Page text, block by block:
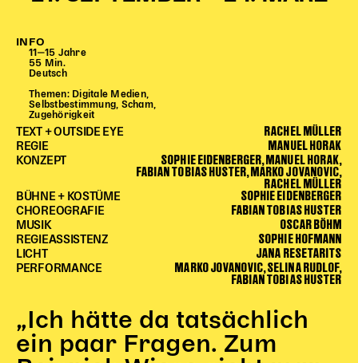
Partnerklasse + Partnerschule
Schulabenteuernacht
Probenklasse
Theaterklasse
Vorstellungen für pädagogische Institutionen
PädagogikClub
Sommerfest
Open House
Newsletter für pädagogische Institutionen
DIGITALE BÜHNE
INFO
11‒15 Jahre
55 Min.
Deutsch
Themen: Digitale Medien,
Selbstbestimmung, Scham,
Zugehörigkeit
TEXT + OUTSIDE EYE RACHEL MÜLLER
REGIE MANUEL HORAK
KONZEPT SOPHIE EIDENBERGER, MANUEL HORAK,
FABIAN TOBIAS HUSTER, MARKO JOVANOVIC,
RACHEL MÜLLER
BÜHNE + KOSTÜME SOPHIE EIDENBERGER
CHOREOGRAFIE FABIAN TOBIAS HUSTER
MUSIK OSCAR BÖHM
REGIEASSISTENZ SOPHIE HOFMANN
LICHT JANA RESETARITS
PERFORMANCE MARKO JOVANOVIC, SELINA RUDLOF,
FABIAN TOBIAS HUSTER
„Ich hätte da tatsächlich
ein paar Fragen. Zum